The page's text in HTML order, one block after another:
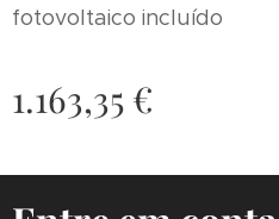
fotovoltaico incluído
1.163,35 €